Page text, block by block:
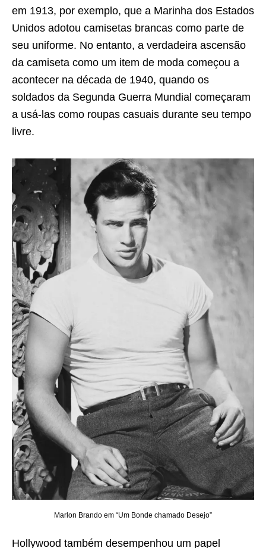
em 1913, por exemplo, que a Marinha dos Estados
Unidos adotou camisetas brancas como parte de
seu uniforme. No entanto, a verdadeira ascensão
da camiseta como um item de moda começou a
acontecer na década de 1940, quando os
soldados da Segunda Guerra Mundial começaram
a usá-las como roupas casuais durante seu tempo
livre.
Marlon Brando em “Um Bonde chamado Desejo”
Hollywood também desempenhou um papel